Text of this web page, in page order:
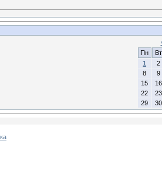
Пн
Вт
1
2
8
9
15
16
22
23
29
30